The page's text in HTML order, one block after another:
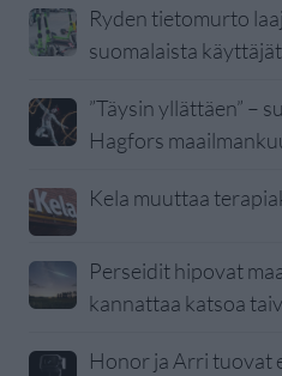
Ryden tietomurto
suomalaista
”Täysin yllättäen” –
Hagfors
Kela muuttaa
Perseidit hipovat
kannattaa katsoa
Honor ja Arri tuovat